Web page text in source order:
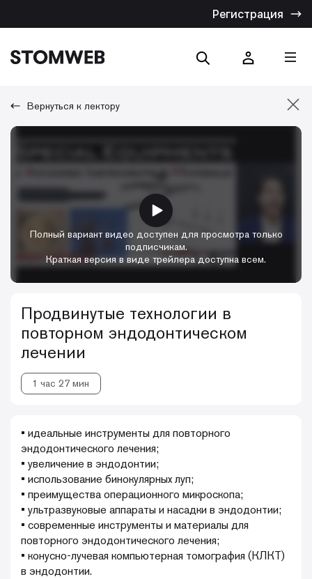
Регистрация
Вернуться к лектору
Полный вариант видео доступен для просмотра только
подписчикам.
Краткая версия в виде трейлера доступна всем.
Продвинутые технологии в
повторном эндодонтическом
лечении
1 час 27 мин
• идеальные инструменты для повторного
эндодонтического лечения;
• увеличение в эндодонтии;
• использование бинокулярных луп;
• преимущества операционного микроскопа;
• ультразвуковые аппараты и насадки в эндодонтии;
• современные инструменты и материалы для
повторного эндодонтического лечения;
• конусно-лучевая компьютерная томография (КЛКТ)
в эндодонтии.
Отмена
Искать по названию